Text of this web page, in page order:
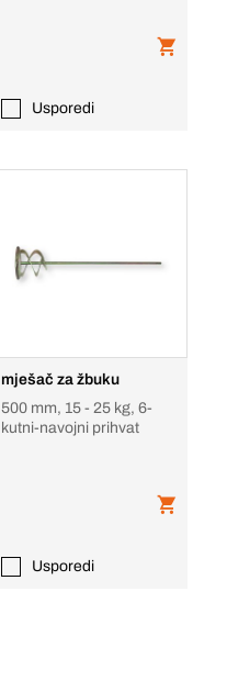
Usporedi
mješač za žbuku
500 mm, 15 - 25 kg, 6-
kutni-navojni prihvat
Usporedi